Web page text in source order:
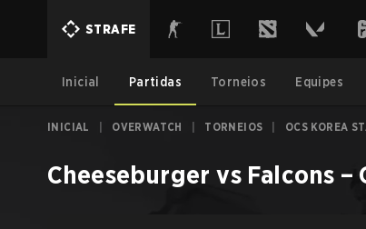
STRAFE
Inicial Partidas Torneios Equipes
INICIAL OVERWATCH TORNEIOS OCS KOREA
Cheeseburger vs Falcons –